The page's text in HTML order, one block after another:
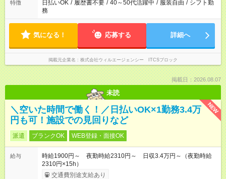
特徴 日払いOK / 履歴書不要 / 40～50代活躍中 / 服装自由 / シフト勤
務
気になる！ 応募する 詳細へ
掲載元企業名 株式会社ウィルエージェンシー ITCSブロック
掲載日：2026.08.07
未読
NEW
＼空いた時間で働く！／日払いOK×1勤務3.4万
円も可！施設での見回りなど
派遣 ブランクOK WEB登録・面接OK
給与
時給1900円～ 夜勤時給2310円～ 日収3.4万円～（夜勤時給
2310円×15h）
交通費別途支給あり